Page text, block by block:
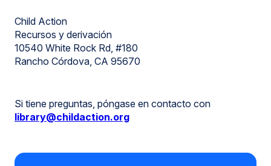
Child Action
Recursos y derivación
10540 White Rock Rd, #180
Rancho Córdova, CA 95670
Si tiene preguntas, póngase en contacto con
library@childaction.org